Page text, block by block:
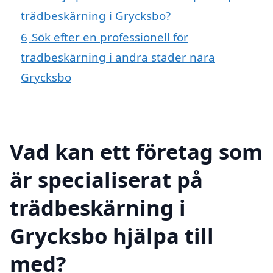
trädbeskärning i Grycksbo?
6 Sök efter en professionell för
trädbeskärning i andra städer nära
Grycksbo
Vad kan ett företag som
är specialiserat på
trädbeskärning i
Grycksbo hjälpa till
med?